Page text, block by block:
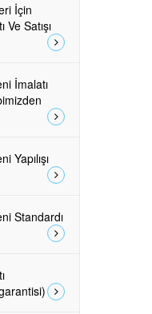
İçin
Satışı
İmalatı
Yapılışı
Standardı